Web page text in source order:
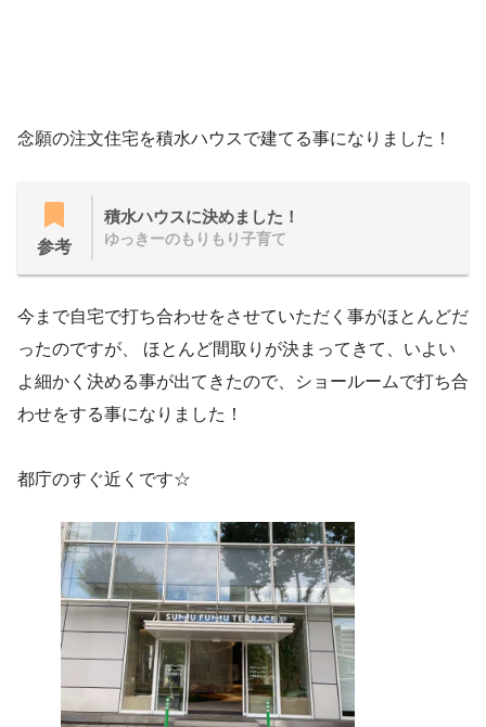
念願の注文住宅を積水ハウスで建てる事になりました！
参考
積水ハウスに決めました！
ゆっきーのもりもり子育て
今まで自宅で打ち合わせをさせていただく事がほとんどだ
ったのですが、 ほとんど間取りが決まってきて、いよい
よ細かく決める事が出てきたので、ショールームで打ち合
わせをする事になりました！
都庁のすぐ近くです☆